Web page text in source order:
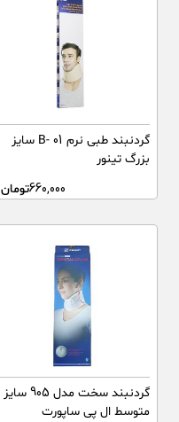
گردنبند طبی نرم B- 01 سایز
بزرگ تینور
660,000تومان
گردنبند سخت مدل 905 سایز
متوسط ال پی ساپورت